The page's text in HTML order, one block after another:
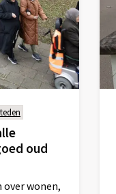
oud
over wonen,